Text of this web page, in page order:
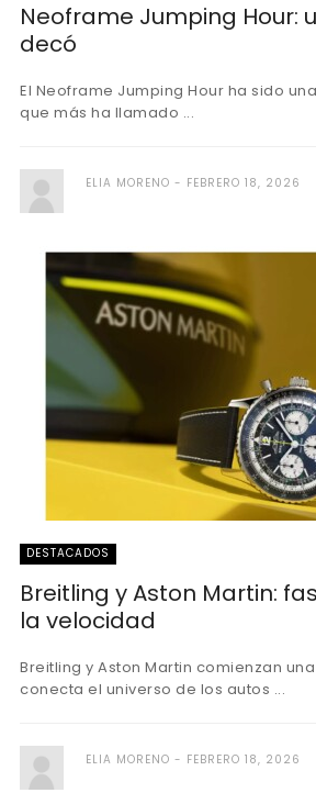
Neoframe Jumping Hour:
decó
El Neoframe Jumping Hour ha sido
que más ha llamado ...
ELIA MORENO FEBRERO 18, 2026
DESTACADOS
Breitling y Aston Martin:
la velocidad
Breitling y Aston Martin comienzan
conecta el universo de los autos ...
ELIA MORENO FEBRERO 18, 2026